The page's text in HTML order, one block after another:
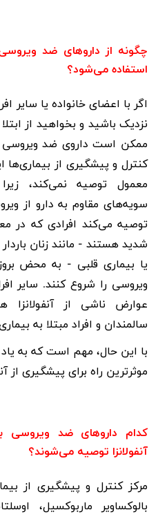
چگونه از داروهای ضد ویروسی
استفاده می‌شود؟
اگر با اعضای خانواده یا سایر
نزدیک باشید و بخواهید از
ممکن است داروی ضد ویروسی
کنترل و پیشگیری از
معمول توصیه نمی‌کند،
سویه‌های مقاوم به دارو از
توصیه می‌کند افرادی که در
شدید هستند - مانند زنان
یا بیماری قلبی - به محض بروز
ویروسی را شروع کنند. سایر
عوارض ناشی از آنفولانزا
سالمندان و افراد مبتلا به
با این حال، مهم است که به
موثرترین راه برای پیشگیری از
کدام داروهای ضد ویروسی
آنفولانزا توصیه می‌شوند؟
مرکز کنترل و پیشگیری از
بالوکساویر ماربوکسیل،